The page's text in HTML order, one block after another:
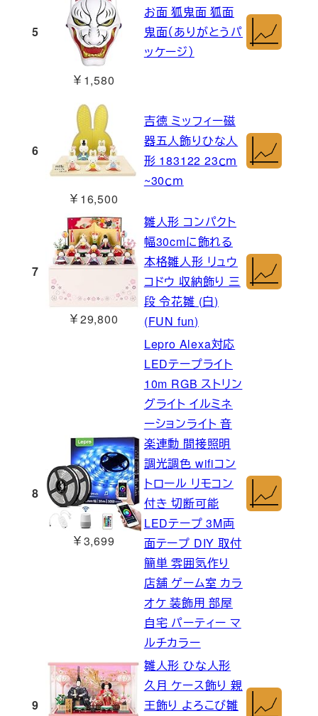
5
￥1,580
お面 狐鬼面 狐面
鬼面（ありがとうパ
ッケージ）
6
￥16,500
吉徳 ミッフィー磁
器五人飾りひな人
形 183122 23ｃｍ
~30ｃｍ
7
￥29,800
雛人形 コンパクト
幅30cmに飾れる
本格雛人形 リュウ
コドウ 収納飾り 三
段 令花雛 (白)
(FUN fun)
8
￥3,699
Lepro Alexa対応
LEDテープライト
10m RGB ストリン
グライト イルミネ
ーションライト 音
楽連動 間接照明
調光調色 wifiコン
トロール リモコン
付き 切断可能
LEDテープ 3M両
面テープ DIY 取付
簡単 雰囲気作り
店舗 ゲーム室 カラ
オケ 装飾用 部屋
自宅 パーティー マ
ルチカラー
9
雛人形 ひな人形
久月 ケース飾り 親
王飾り よろこび雛